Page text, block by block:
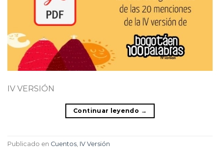
IV VERSIÓN
Continuar leyendo →
Publicado en Cuentos IV Versión